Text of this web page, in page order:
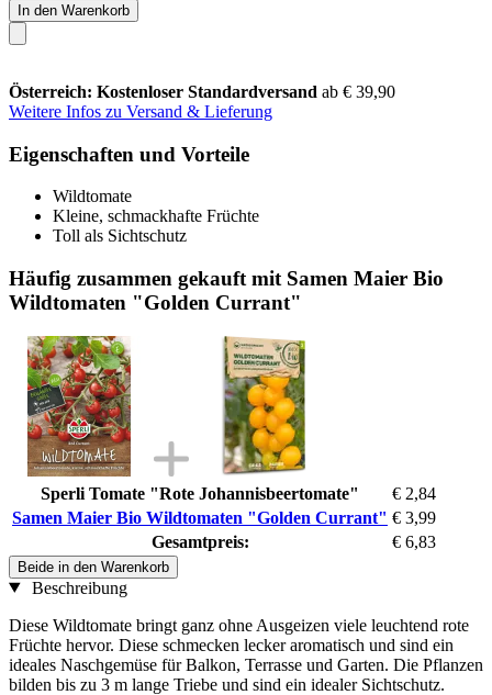
In den Warenkorb
Österreich: Kostenloser Standardversand ab € 39,90
Weitere Infos zu Versand & Lieferung
Eigenschaften und Vorteile
Wildtomate
Kleine, schmackhafte Früchte
Toll als Sichtschutz
Häufig zusammen gekauft mit Samen Maier Bio
Wildtomaten "Golden Currant"
Sperli Tomate "Rote Johannisbeertomate"
€ 2,84
Samen Maier Bio Wildtomaten "Golden Currant" € 3,99
Gesamtpreis:
€ 6,83
Beide in den Warenkorb
Beschreibung
Diese Wildtomate bringt ganz ohne Ausgeizen viele leuchtend rote
Früchte hervor. Diese schmecken lecker aromatisch und sind ein
ideales Naschgemüse für Balkon, Terrasse und Garten. Die Pflanzen
bilden bis zu 3 m lange Triebe und sind ein idealer Sichtschutz.